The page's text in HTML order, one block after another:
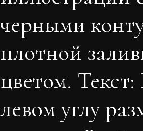
черными
плотной
цветом.
левом углу